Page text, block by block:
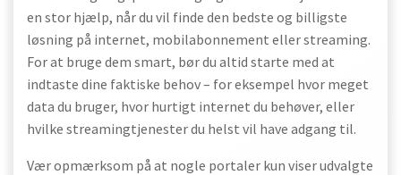
en stor hjælp, når du vil finde den bedste og billigste
løsning på internet, mobilabonnement eller streaming.
For at bruge dem smart, bør du altid starte med at
indtaste dine faktiske behov – for eksempel hvor meget
data du bruger, hvor hurtigt internet du behøver, eller
hvilke streamingtjenester du helst vil have adgang til.
Vær opmærksom på at nogle portaler kun viser udvalgte